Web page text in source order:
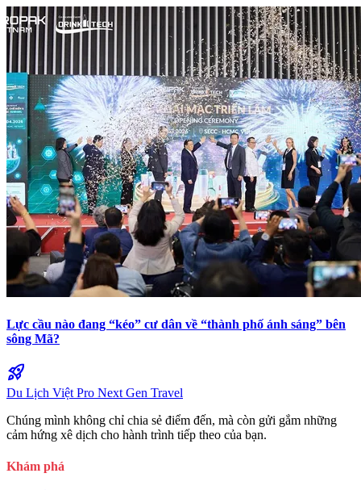
Lực cầu nào đang “kéo” cư dân về “thành phố ánh sáng” bên
sông Mã?
rocket_launch
Du Lịch Việt Pro Next Gen Travel
Chúng mình không chỉ chia sẻ điểm đến, mà còn gửi gắm những
cảm hứng xê dịch cho hành trình tiếp theo của bạn.
Khám phá